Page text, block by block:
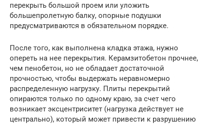
перекрыть большой проем или уложить
большепролетную балку, опорные подушки
предусматриваются в обязательном порядке.
После того, как выполнена кладка этажа, нужно
опереть на нее перекрытия. Керамзитобетон прочнее,
чем пенобетон, но не обладает достаточной
прочностью, чтобы выдержать неравномерно
распределенную нагрузку. Плиты перекрытий
опираются только по одному краю, за счет чего
возникает эксцентриситет (нагрузка действует не
центрально), который может привести к разрушению